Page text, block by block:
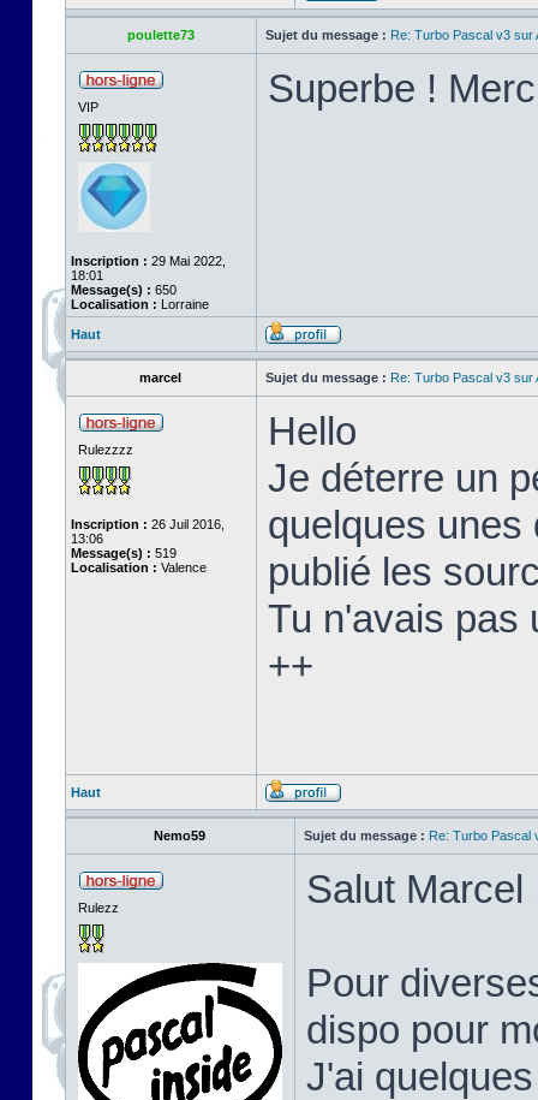
poulette73 Sujet du message : Re: Turbo Pascal v3 sur
VIP
Inscription : 29 Mai 2022,
18:01
Message(s) : 650
Localisation : Lorraine
Superbe !
Haut
marcel Sujet du message : Re: Turbo Pascal v3 sur
Rulezzzz
Inscription : 26 Juil 2016,
13:06
Message(s) : 519
Localisation : Valence
Hello
Je déterre un
quelques unes
publié les
Tu n'avais pas
++
Haut
Nemo59 Sujet du message : Re: Turbo Pascal
Rulezz Salut Marcel
Pour
dispo pour
J'ai